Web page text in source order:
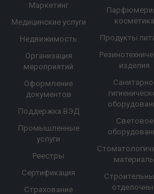
Маркетинг
Медицинские услуги
Недвижимость
Организация
мероприятий
Оформление
документов
Поддержка ВЭД
Промышленные
услуги
Реестры
Сертификация
Страхование
косметика
Продукты
изделия
Световое